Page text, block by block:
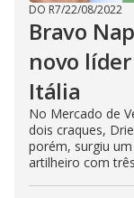
DO R7/22/08/2022
Bravo
novo
Itália
No Mercado de
dois craques,
porém, surgiu
artilheiro com